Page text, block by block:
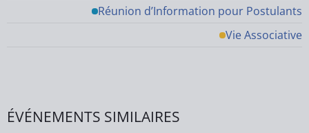
Réunion d’Information pour Postulants
Vie Associative
ÉVÉNEMENTS SIMILAIRES